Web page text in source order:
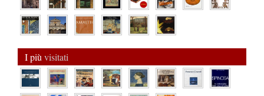
I più visitati